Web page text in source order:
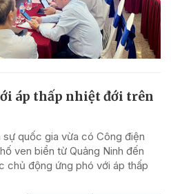
áp thấp nhiệt đới trên
sự quốc gia vừa có Công điện
ven biển từ Quảng Ninh đến
chủ động ứng phó với áp thấp